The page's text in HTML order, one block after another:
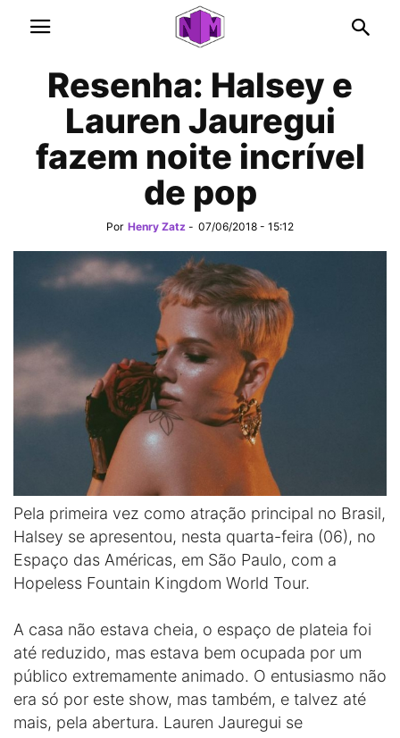
Resenha: Halsey e
Lauren Jauregui
fazem noite incrível
de pop
Por Henry Zatz - 07/06/2018 - 15:12
Pela primeira vez como atração principal no Brasil,
Halsey se apresentou, nesta quarta-feira (06), no
Espaço das Américas, em São Paulo, com a
Hopeless Fountain Kingdom World Tour.
A casa não estava cheia, o espaço de plateia foi
até reduzido, mas estava bem ocupada por um
público extremamente animado. O entusiasmo não
era só por este show, mas também, e talvez até
mais, pela abertura. Lauren Jauregui se